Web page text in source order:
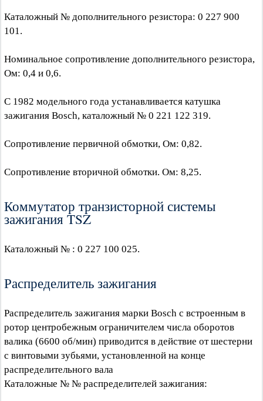
Каталожный № дополнительного резистора: 0 227 900
101.
Номинальное сопротивление дополнительного резистора,
Ом: 0,4 и 0,6.
С 1982 модельного года устанавливается катушка
зажигания Bosch, каталожный № 0 221 122 319.
Сопротивление первичной обмотки, Ом: 0,82.
Сопротивление вторичной обмотки. Ом: 8,25.
Коммутатор транзисторной системы
зажигания TSZ
Каталожный № : 0 227 100 025.
Распределитель зажигания
Распределитель зажигания марки Bosch с встроенным в
ротор центробежным ограничителем числа оборотов
валика (6600 об/мин) приводится в действие от шестерни
с винтовыми зубьями, установленной на конце
распределительного вала
Каталожные № № распределителей зажигания: